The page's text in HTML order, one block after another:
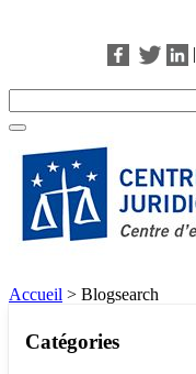
|
Accueil > Blogsearch
Catégories